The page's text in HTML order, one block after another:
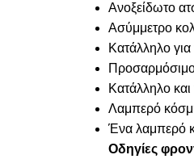
Ανοξείδωτο
Ασύμμετρο
Κατάλληλο για
Κατάλληλο και
Λαμπερό
Ένα λαμπερό
Οδηγίες